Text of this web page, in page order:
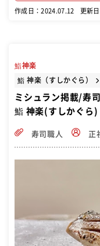
作成日：2024.07.12 更新
鮨神楽
鮨 神楽（すしかぐら）
ミシュラン掲載/寿
鮨 神楽(すしかぐら)
寿司職人 正